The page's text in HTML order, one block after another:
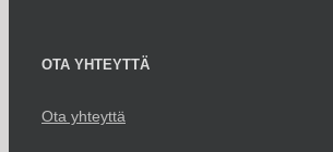
OTA YHTEYTTÄ
Ota yhteyttä